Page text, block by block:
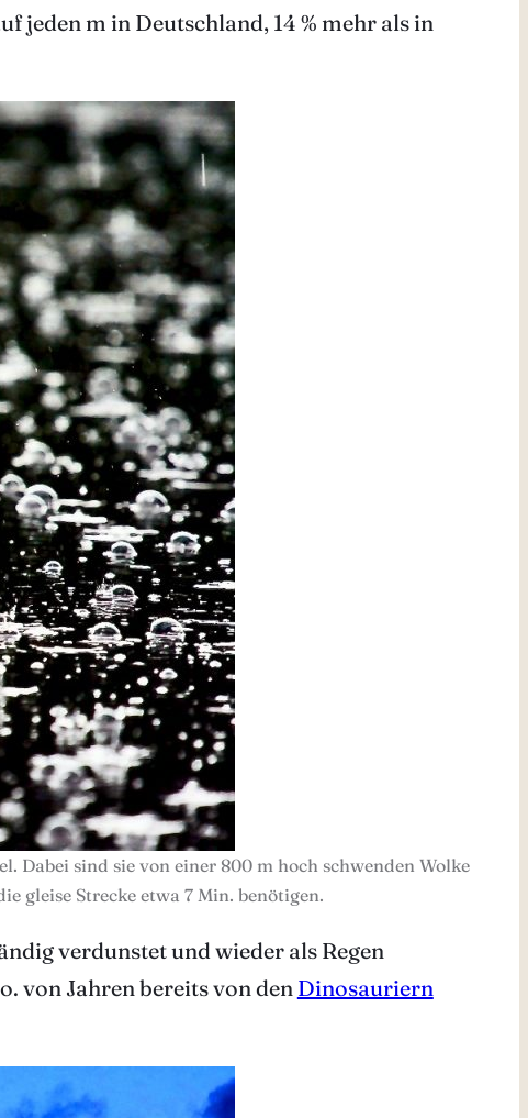
jeden m in Deutschland, 14 % mehr als in
sind sie von einer 800 m hoch schwenden Wolke
gleise Strecke etwa 7 Min. benötigen.
verdunstet und wieder als Regen
von Jahren bereits von den Dinosauriern